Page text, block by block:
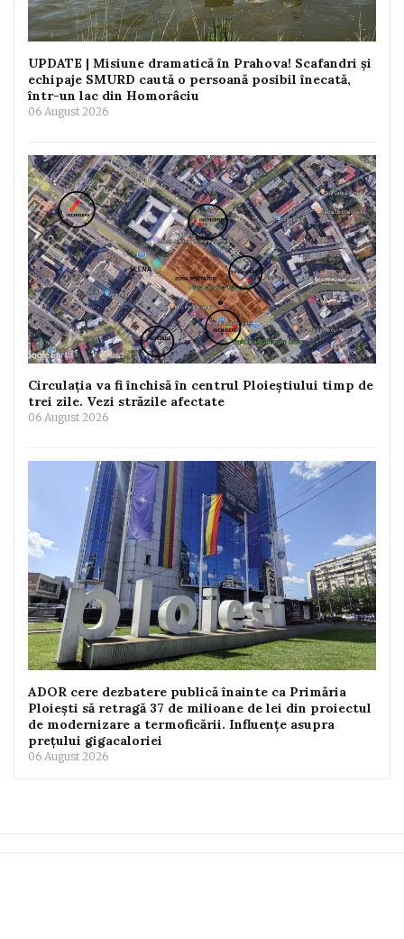
UPDATE | Misiune dramatică în Prahova! Scafandri și
echipaje SMURD caută o persoană posibil înecată,
într-un lac din Homorâciu
06 August 2026
Circulația va fi închisă în centrul Ploieștiului timp de
trei zile. Vezi străzile afectate
06 August 2026
ADOR cere dezbatere publică înainte ca Primăria
Ploiești să retragă 37 de milioane de lei din proiectul
de modernizare a termoficării. Influențe asupra
prețului gigacaloriei
06 August 2026